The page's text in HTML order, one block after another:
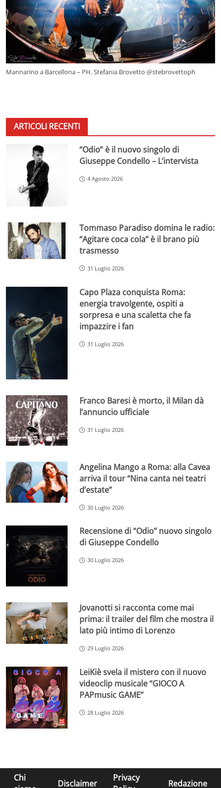
Mannarino a Barcellona – PH. Stefania Brovetto @stebrovettoph
ARTICOLI RECENTI
“Odio” è il nuovo singolo di
Giuseppe Condello – L’intervista
4 Agosto 2026
Tommaso Paradiso domina le radio:
“Agitare coca cola” è il brano più
trasmesso
31 Luglio 2026
Capo Plaza conquista Roma:
energia travolgente, ospiti a
sorpresa e una scaletta che fa
impazzire i fan
31 Luglio 2026
Franco Baresi è morto, il Milan dà
l’annuncio ufficiale
31 Luglio 2026
Angelina Mango a Roma: alla Cavea
arriva il tour “Nina canta nei teatri
d’estate”
30 Luglio 2026
Recensione di “Odio” nuovo singolo
di Giuseppe Condello
30 Luglio 2026
Jovanotti si racconta come mai
prima: il trailer del film che mostra il
lato più intimo di Lorenzo
29 Luglio 2026
LeiKiè svela il mistero con il nuovo
videoclip musicale “GIOCO A
PAPmusic GAME”
28 Luglio 2026
Chi
Disclaimer
Privacy
Redazione